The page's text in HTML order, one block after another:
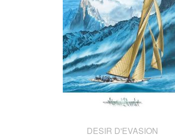
DESIR D'EVASION